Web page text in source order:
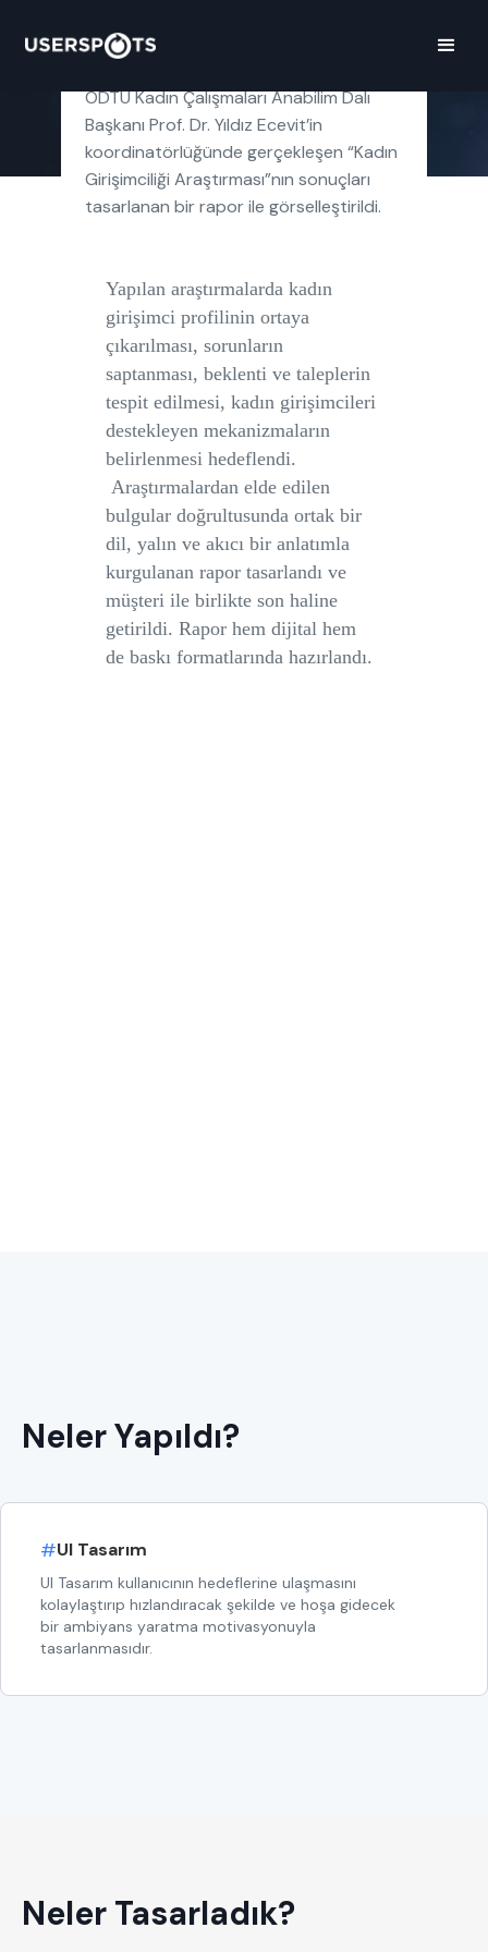
ODTÜ Kadın Çalışmaları Anabilim Dalı
Başkanı Prof. Dr. Yıldız Ecevit’in
koordinatörlüğünde gerçekleşen “Kadın
Girişimciliği Araştırması”nın sonuçları
tasarlanan bir rapor ile görselleştirildi.
Yapılan araştırmalarda kadın
girişimci profilinin ortaya
çıkarılması, sorunların
saptanması, beklenti ve taleplerin
tespit edilmesi, kadın girişimcileri
destekleyen mekanizmaların
belirlenmesi hedeflendi.
Araştırmalardan elde edilen
bulgular doğrultusunda ortak bir
dil, yalın ve akıcı bir anlatımla
kurgulanan rapor tasarlandı ve
müşteri ile birlikte son haline
getirildi. Rapor hem dijital hem
de baskı formatlarında hazırlandı.
Neler Yapıldı?
#UI Tasarım
UI Tasarım kullanıcının hedeflerine ulaşmasını
kolaylaştırıp hızlandıracak şekilde ve hoşa gidecek
bir ambiyans yaratma motivasyonuyla
tasarlanmasıdır.
Neler Tasarladık?